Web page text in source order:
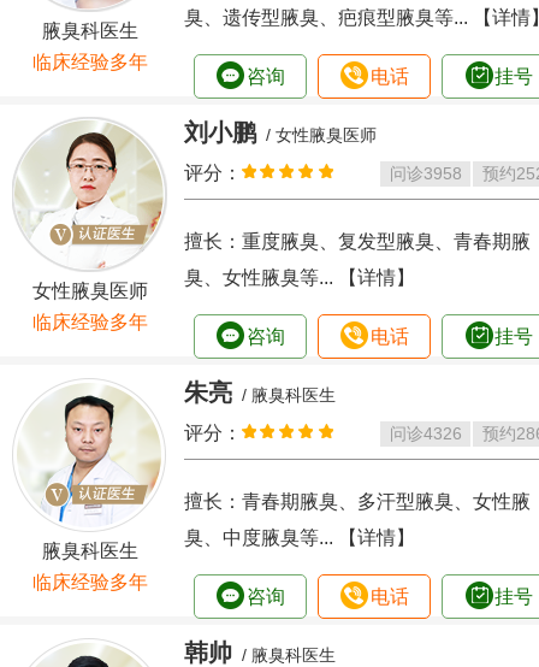
腋臭科医生
临床经验多年
臭、遗传型腋臭、疤痕型腋臭等... 【详情
咨询 电话 挂号
女性腋臭医师
临床经验多年
刘小鹏 / 女性腋臭医师
评分： 问诊3958 预约
擅长：重度腋臭、复发型腋臭、青春期腋
臭、女性腋臭等...
【详情】
咨询 电话 挂号
腋臭科医生
临床经验多年
朱亮 / 腋臭科医生
评分： 问诊4326 预约
擅长：青春期腋臭、多汗型腋臭、女性腋
臭、中度腋臭等...
【详情】
咨询 电话 挂号
韩帅 / 腋臭科医生